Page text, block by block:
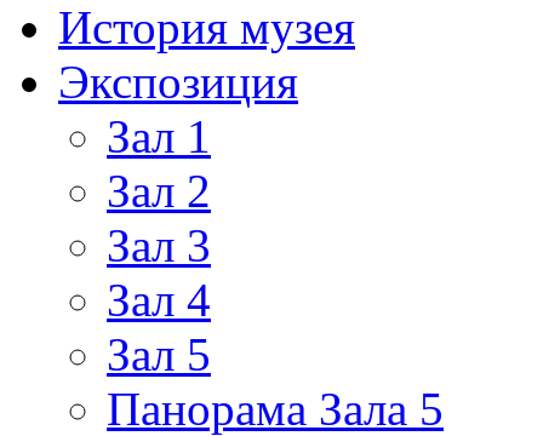
История музея
Экспозиция
Зал 1
Зал 2
Зал 3
Зал 4
Зал 5
Панорама Зала 5